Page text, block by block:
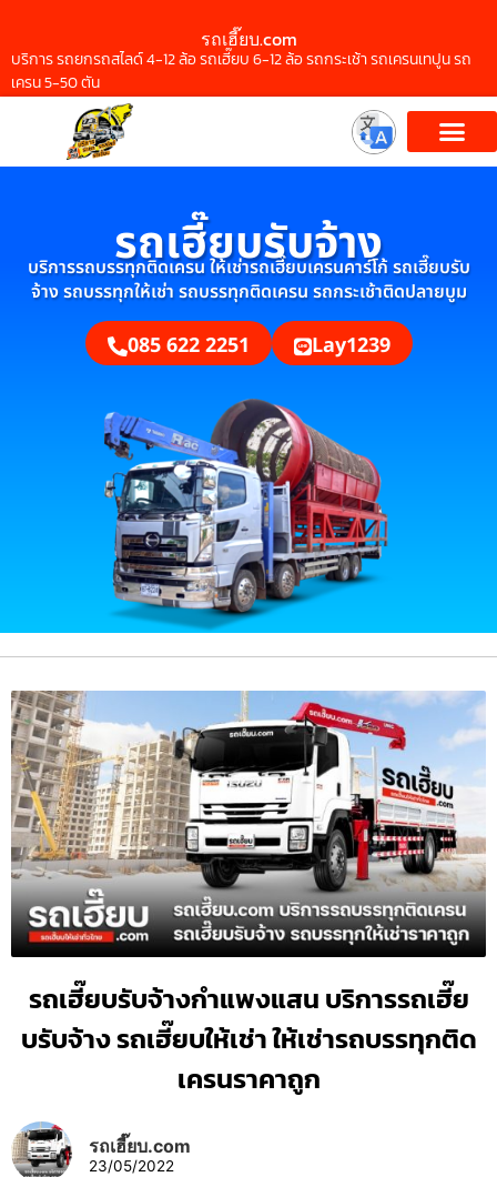
รถเฮี๊ยบ.com
บริการ รถยกรถสไลด์ 4-12 ล้อ รถเฮี๊ยบ 6-12 ล้อ รถกระเช้า รถเครนเทปูน รถ
เครน 5-50 ตัน
รถเฮี๊ยบรับจ้าง
บริการรถบรรทุกติดเครน ให้เช่ารถเฮี๊ยบเครนคาร์โก้ รถเฮี๊ยบรับ
จ้าง รถบรรทุกให้เช่า รถบรรทุกติดเครน รถกระเช้าติดปลายบูม
085 622 2251 Lay1239
รถเฮี๊ยบรับจ้างกำแพงแสน บริการรถเฮี๊ย
บรับจ้าง รถเฮี๊ยบให้เช่า ให้เช่ารถบรรทุกติด
เครนราคาถูก
รถเฮี๊ยบ.com
23/05/2022